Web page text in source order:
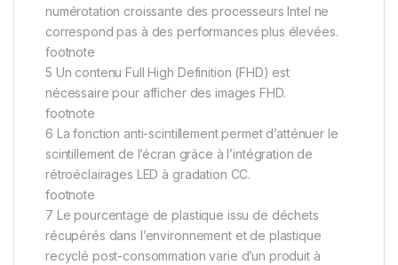
numérotation croissante des processeurs Intel ne
correspond pas à des performances plus élevées.
footnote
5 Un contenu Full High Definition (FHD) est
nécessaire pour afficher des images FHD.
footnote
6 La fonction anti-scintillement permet d’atténuer le
scintillement de l’écran grâce à l’intégration de
rétroéclairages LED à gradation CC.
footnote
7 Le pourcentage de plastique issu de déchets
récupérés dans l’environnement et de plastique
recyclé post-consommation varie d’un produit à